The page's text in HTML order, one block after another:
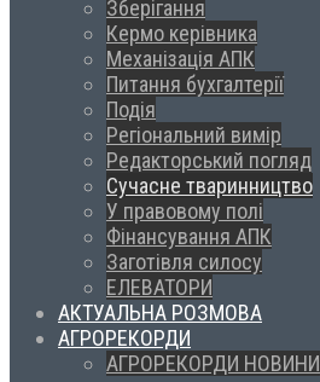
Зберігання
Кермо керівника
Механізація АПК
Питання бухгалтерії
Подія
Регіональний вимір
Редакторський погляд
Сучасне тваринництво
У правовому полі
Фінансування АПК
Заготівля силосу
ЕЛЕВАТОРИ
АКТУАЛЬНА РОЗМОВА
АГРОРЕКОРДИ
АГРОРЕКОРДИ НОВИНИ